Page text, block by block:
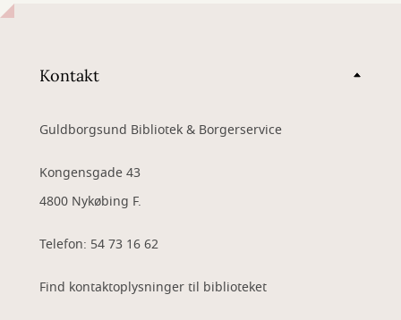
Kontakt
Guldborgsund Bibliotek & Borgerservice
Kongensgade 43
4800 Nykøbing F.
Telefon: 54 73 16 62
Find kontaktoplysninger til biblioteket